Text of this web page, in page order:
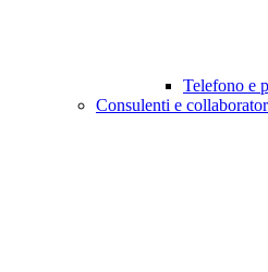
Telefono e
Consulenti e